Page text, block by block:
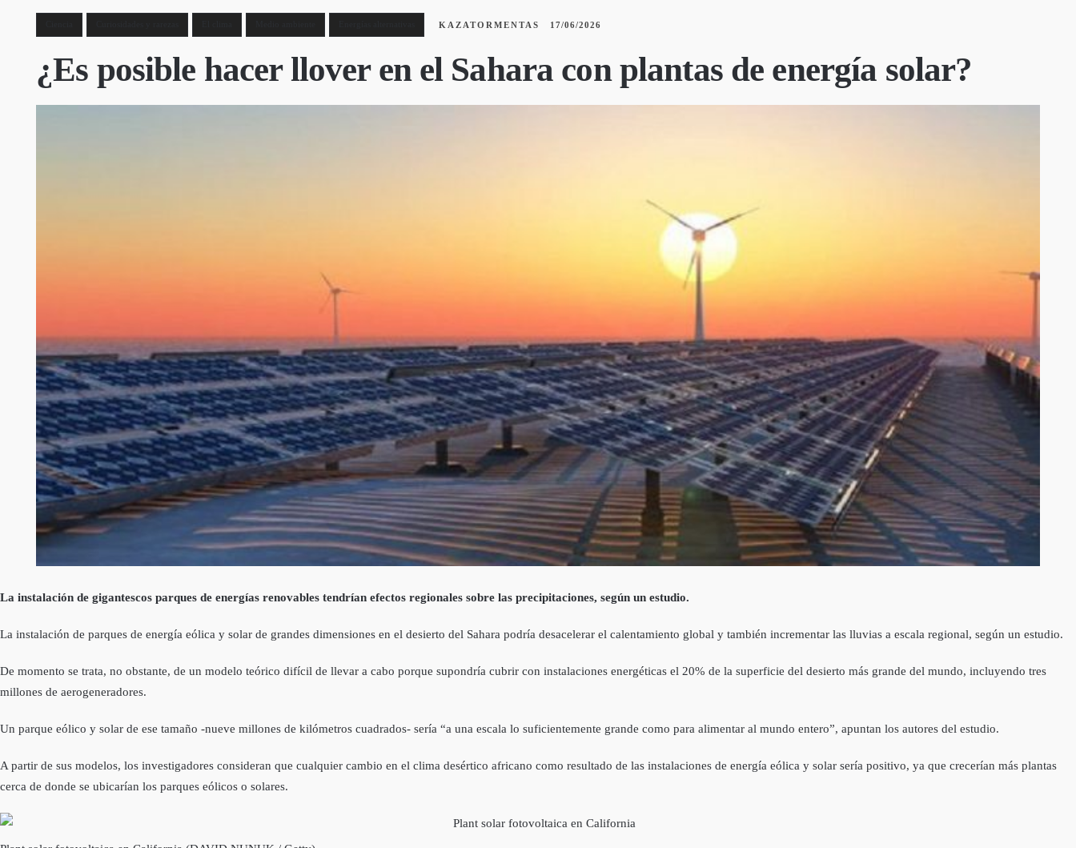
KAZATORMENTAS 17/06/2026
¿Es posible hacer llover en el Sahara con plantas de energía solar?
La instalación de gigantescos parques de energías renovables tendrían efectos regionales sobre las precipitaciones, según un estudio.
La instalación de parques de energía eólica y solar de grandes dimensiones en el desierto del Sahara podría desacelerar el calentamiento global y también incrementar las lluvias a escala regional, según un estudio.
De momento se trata, no obstante, de un modelo teórico difícil de llevar a cabo porque supondría cubrir con instalaciones energéticas el 20% de la superficie del desierto más grande del mundo, incluyendo tres
millones de aerogeneradores.
Un parque eólico y solar de ese tamaño -nueve millones de kilómetros cuadrados- sería “a una escala lo suficientemente grande como para alimentar al mundo entero”, apuntan los autores del estudio.
A partir de sus modelos, los investigadores consideran que cualquier cambio en el clima desértico africano como resultado de las instalaciones de energía eólica y solar sería positivo, ya que crecerían más plantas
cerca de donde se ubicarían los parques eólicos o solares.